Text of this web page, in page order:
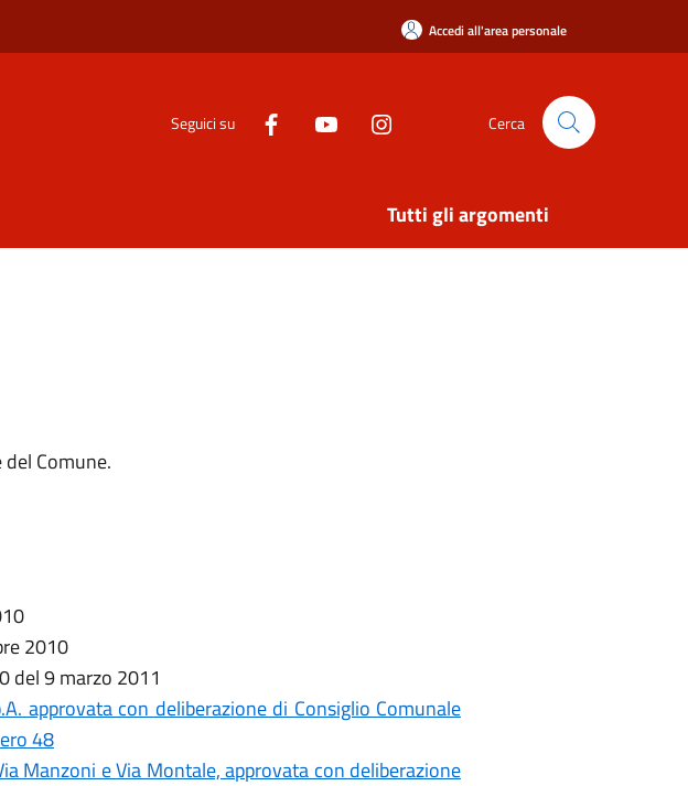
Accedi all'area personale
Seguici su Cerca
Tutti gli argomenti
Comune.
2010
del 9 marzo 2011
approvata con deliberazione di Consiglio Comunale
48
Manzoni e Via Montale, approvata con deliberazione